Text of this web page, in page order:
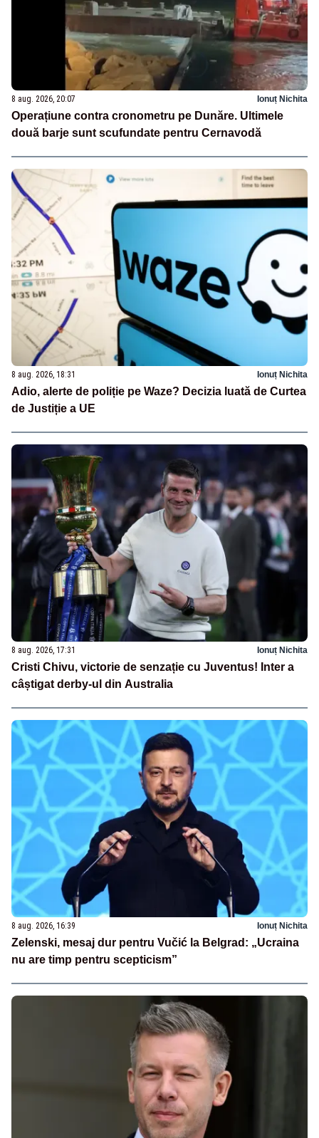
8 aug. 2026, 20:07 Ionuț Nichita
Operațiune contra cronometru pe Dunăre. Ultimele
două barje sunt scufundate pentru Cernavodă
8 aug. 2026, 18:31 Ionuț Nichita
Adio, alerte de poliție pe Waze? Decizia luată de Curtea
de Justiție a UE
8 aug. 2026, 17:31 Ionuț Nichita
Cristi Chivu, victorie de senzație cu Juventus! Inter a
câștigat derby-ul din Australia
8 aug. 2026, 16:39 Ionuț Nichita
Zelenski, mesaj dur pentru Vučić la Belgrad: „Ucraina
nu are timp pentru scepticism”